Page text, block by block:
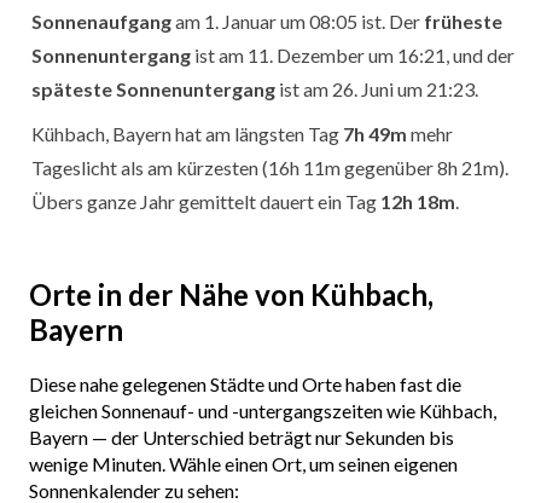
Sonnenaufgangam 1. Januar um 08:05 ist. Der früheste
Sonnenuntergang ist am 11. Dezember um 16:21, und der
späteste Sonnenuntergang ist am 26. Juni um 21:23.
Kühbach, Bayern hat am längsten Tag 7h 49m mehr
Tageslicht als am kürzesten (16h 11m gegenüber 8h 21m).
Übers ganze Jahr gemittelt dauert ein Tag 12h 18m
Orte in der Nähe von Kühbach,
Bayern
Diese nahe gelegenen Städte und Orte haben fast die
gleichen Sonnenauf- und -untergangszeiten wie Kühbach,
Bayern — der Unterschied beträgt nur Sekunden bis
wenige Minuten. Wähle einen Ort, um seinen eigenen
Sonnenkalender zu sehen: